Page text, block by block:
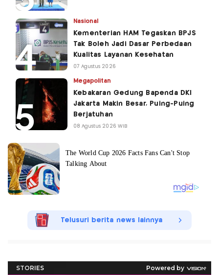
Nasional
Kementerian HAM Tegaskan BPJS
Tak Boleh Jadi Dasar Perbedaan
Kualitas Layanan Kesehatan
07 Agustus 2026
Megapolitan
Kebakaran Gedung Bapenda DKI
Jakarta Makin Besar, Puing-Puing
Berjatuhan
08 Agustus 2026 WIB
Telusuri berita news lainnya